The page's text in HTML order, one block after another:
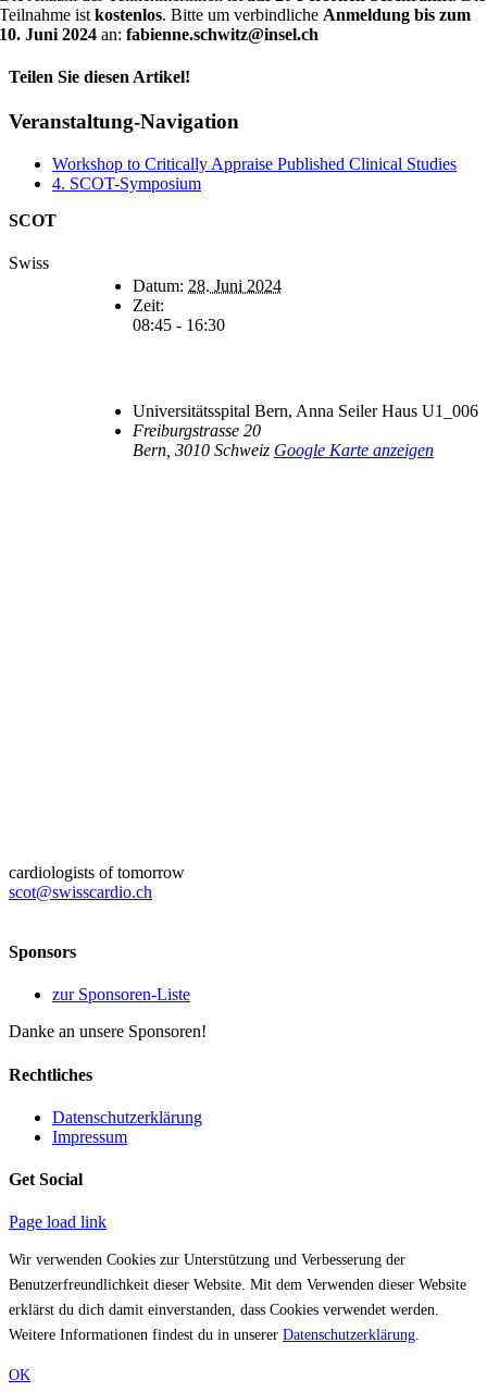
Teilnahme istkostenlos. Bitte um verbindliche Anmeldung bis zum
10. Juni 2024 an:fabienne.schwitz@insel.ch
Teilen Sie diesen Artikel!
X
LinkedIn
WhatsApp
E-
Veranstaltung-Navigation
Workshop to Critically Appraise Published Clinical Studies
4. SCOT-Symposium
Datum: 28. Juni 2024
Zeit:
08:45 - 16:30
Universitätsspital Bern, Anna Seiler Haus U1_006
Freiburgstrasse 20
Bern 3010 Schweiz Google Karte anzeigen
SCOT
Swiss
cardiologists of tomorrow
scot@swisscardio.ch
Sponsors
zur Sponsoren-Liste
Danke an unsere Sponsoren!
Rechtliches
Datenschutzerklärung
Impressum
Get Social
Page load link
Wir verwenden Cookies zur Unterstützung und Verbesserung der
Benutzerfreundlichkeit dieser Website. Mit dem Verwenden dieser Website
erklärst du dich damit einverstanden, dass Cookies verwendet werden.
Weitere Informationen findest du in unserer Datenschutzerklärung.
OK